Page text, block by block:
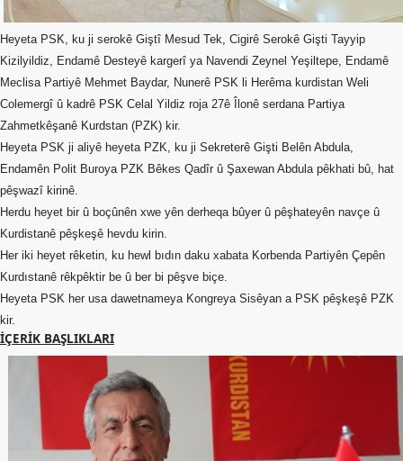
Yönetim
Kurulu
Kadın
Kolları
Parti
Meclisi
İl
Örgütleri
Gençlik
Kolları
GÜNDEM
Basın
Açıklamaları
Etkinlikler
Ziyaretler
Heyeta PSK, ku ji serokê Giştî Mesud Tek, Cigirê Serokê Gişti Tayyip
Kizilyildiz, Endamê Desteyê kargerî ya Navendi Zeynel Yeşiltepe, Endamê
Meclisa Partiyê Mehmet Baydar, Nunerê PSK li Herêma kurdistan Weli
Colemergî û kadrê PSK Celal Yildiz roja 27ê Îlonê serdana Partiya
Zahmetkêşanê Kurdstan (PZK) kir.
Heyeta PSK ji aliyê heyeta PZK, ku ji Sekreterê Gişti Belên Abdula,
Endamên Polit Buroya PZK Bêkes Qadîr û Şaxewan Abdula pêkhati bû, hat
pêşwazî kirinê.
Herdu heyet bir û boçûnên xwe yên derheqa bûyer û pêşhateyên navçe û
Kurdistanê pêşkeşê hevdu kirin.
Her iki heyet rêketin, ku hewl bıdın daku xabata Korbenda Partiyên Çepên
Kurdıstanê rêkpêktir be û ber bi pêşve biçe.
Heyeta PSK her usa dawetnameya Kongreya Sisêyan a PSK pêşkeşê PZK
kir.
İÇERIK BAŞLIKLARI